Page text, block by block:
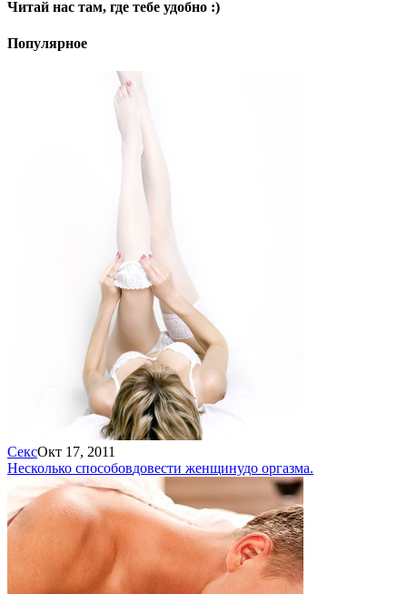
Читай нас там, где тебе удобно :)
Популярное
СексОкт 17, 2011
Несколько способовдовести женщинудо оргазма.